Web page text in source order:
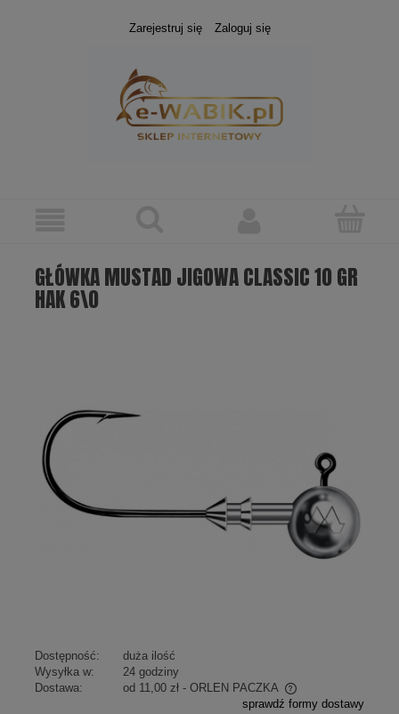
Zarejestruj się Zaloguj się
GŁÓWKA MUSTAD JIGOWA CLASSIC 10 GR
HAK 6\0
Dostępność:
duża ilość
Wysyłka w:
24 godziny
Dostawa:
od 11,00 zł - ORLEN PACZKA
Cena nie zawiera ewentualnych kosztów płatności
sprawdź formy dostawy